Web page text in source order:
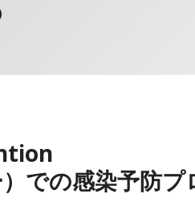
での感染予防プ